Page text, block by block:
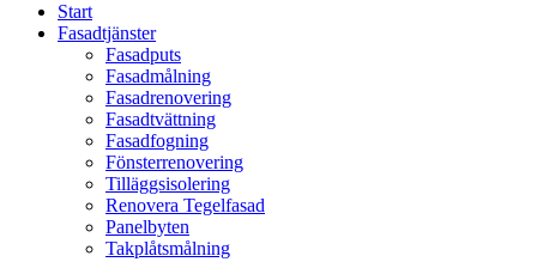
Start
Fasadtjänster
Fasadputs
Fasadmålning
Fasadrenovering
Fasadtvättning
Fasadfogning
Fönsterrenovering
Tilläggsisolering
Renovera Tegelfasad
Panelbyten
Takplåtsmålning